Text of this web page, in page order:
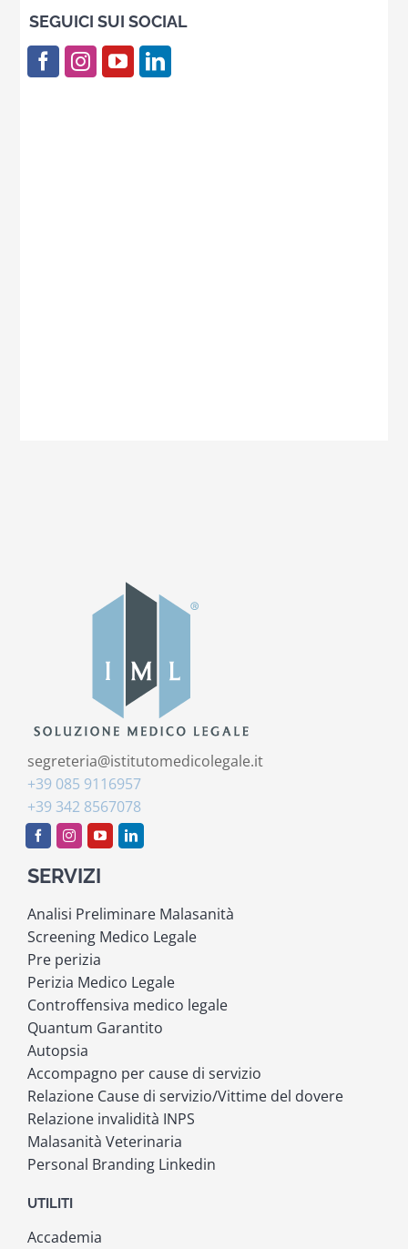
SEGUICI SUI SOCIAL
segreteria@istitutomedicolegale.it
+39 085 9116957
+39 342 8567078
SERVIZI
Analisi Preliminare Malasanità
Screening Medico Legale
Pre perizia
Perizia Medico Legale
Controffensiva medico legale
Quantum Garantito
Autopsia
Accompagno per cause di servizio
Relazione Cause di servizio/Vittime del dovere
Relazione invalidità INPS
Malasanità Veterinaria
Personal Branding Linkedin
UTILITI
Accademia